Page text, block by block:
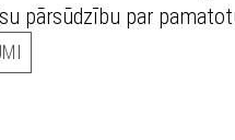
pārsūdzību par